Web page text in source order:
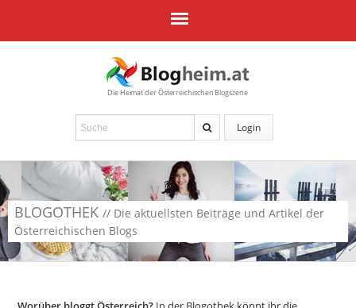
Die Heimat der Österreichischen Blogszene
Login
BLOGOTHEK // Die aktuellsten Beiträge und Artikel der
Österreichischen Blogs